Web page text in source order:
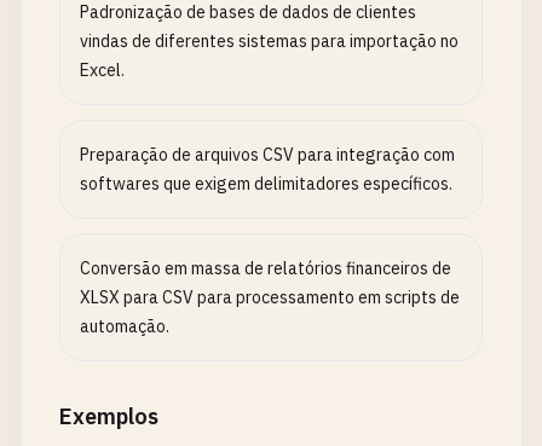
Padronização de bases de dados de clientes
vindas de diferentes sistemas para importação no
Excel.
Preparação de arquivos CSV para integração com
softwares que exigem delimitadores específicos.
Conversão em massa de relatórios financeiros de
XLSX para CSV para processamento em scripts de
automação.
Exemplos